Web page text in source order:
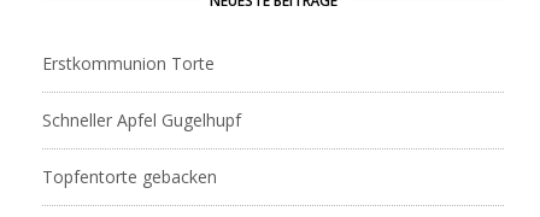
Erstkommunion Torte
Schneller Apfel Gugelhupf
Topfentorte gebacken